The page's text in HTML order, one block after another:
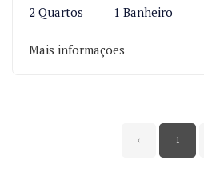
2 Quartos 1 Banheiro
Mais informações
‹ 1